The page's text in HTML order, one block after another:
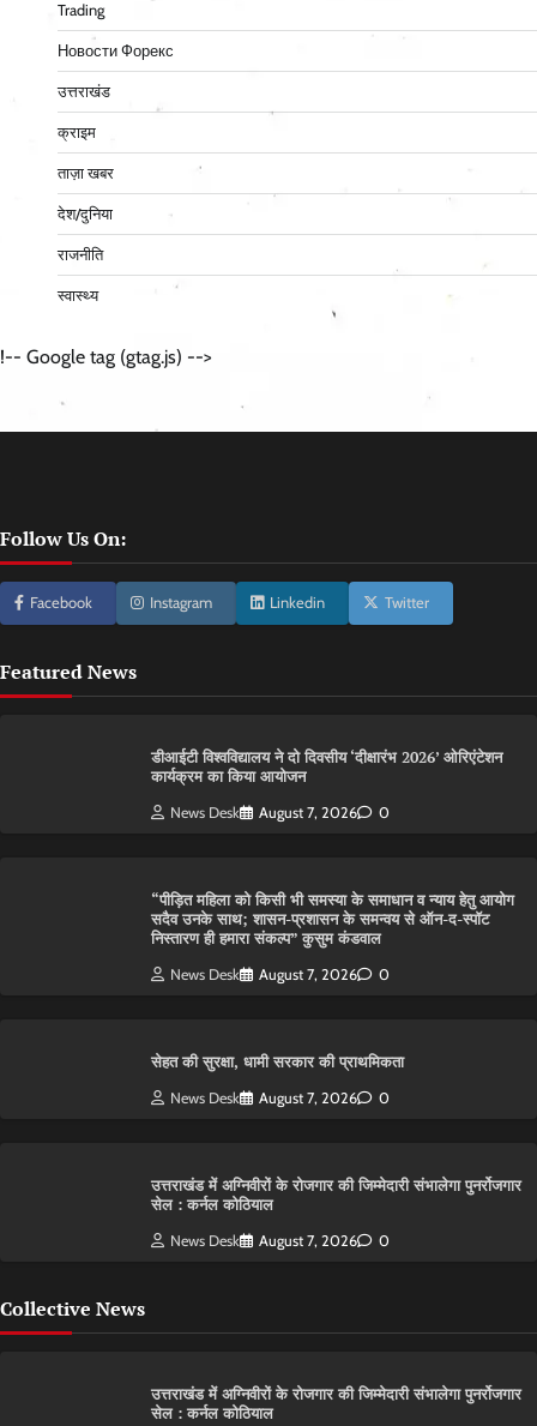
Trading
Новости Форекс
उत्तराखंड
क्राइम
ताज़ा खबर
देश/दुनिया
राजनीति
स्वास्थ्य
!-- Google tag (gtag.js) -->
Follow Us On:
Facebook Instagram Linkedin Twitter
Featured News
डीआईटी विश्वविद्यालय ने दो दिवसीय ‘दीक्षारंभ 2026’ ओरिएंटेशन
कार्यक्रम का किया आयोजन
News Desk August 7, 2026 0
“पीड़ित महिला को किसी भी समस्या के समाधान व न्याय हेतु आयोग
सदैव उनके साथ; शासन-प्रशासन के समन्वय से ऑन-द-स्पॉट
निस्तारण ही हमारा संकल्प” कुसुम कंडवाल
News Desk August 7, 2026 0
सेहत की सुरक्षा, धामी सरकार की प्राथमिकता
News Desk August 7, 2026 0
उत्तराखंड में अग्निवीरों के रोजगार की जिम्मेदारी संभालेगा पुनर्रोजगार
सेल : कर्नल कोठियाल
News Desk August 7, 2026 0
Collective News
उत्तराखंड में अग्निवीरों के रोजगार की जिम्मेदारी संभालेगा पुनर्रोजगार
सेल : कर्नल कोठियाल